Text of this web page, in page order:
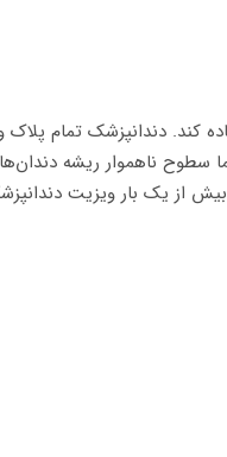
دندانپزشک تمام پلاک و
سطوح ناهموار ریشه
بیش از یک بار ویزیت